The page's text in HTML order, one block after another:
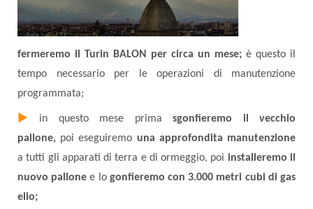
fermeremo il Turin BALON per circa un mese; è questo il
tempo necessario per le operazioni di manutenzione
programmata;
► in questo mese primasgonfieremo il vecchio
pallone, poi eseguiremo una approfondita manutenzione
a tutti gli apparati di terra e di ormeggio, poi installeremo il
nuovo pallone e lo gonfieremo con 3.000 metri cubi di gas
elio;